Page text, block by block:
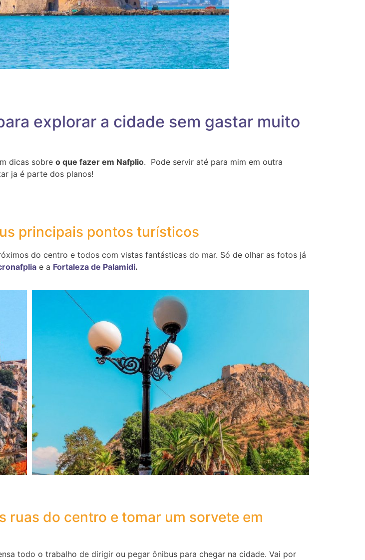
explorar a cidade sem gastar muito
dicas sobre o que fazer em Nafplio. Pode servir até para mim em outra
ja é parte dos planos!
principais pontos turísticos
do centro e todos com vistas fantásticas do mar. Só de olhar as fotos já
e a Fortaleza de Palamidi.
ruas do centro e tomar um sorvete em
todo o trabalho de dirigir ou pegar ônibus para chegar na cidade. Vai por